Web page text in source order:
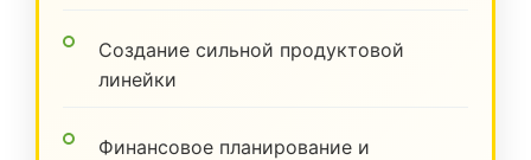
Создание сильной продуктовой
линейки
Финансовое планирование и